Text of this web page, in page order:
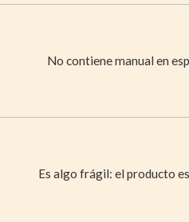
No contiene manual en
Es algo frágil: el producto